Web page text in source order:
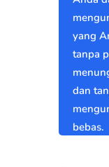
yang
tanpa
dan
bebas.